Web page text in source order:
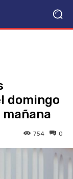
domingo
mañana
0
754